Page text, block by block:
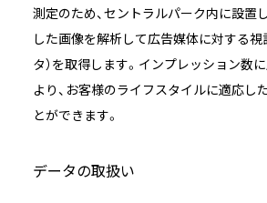
LIVE BOARDサービスサイト
導入事例
お知らせ
測定のため、セントラルパーク内に設置
した画像を解析して広告媒体に対する視
タ）を取得します。インプレッション数
より、お客様のライフスタイルに適応し
とができます。
データの取扱い